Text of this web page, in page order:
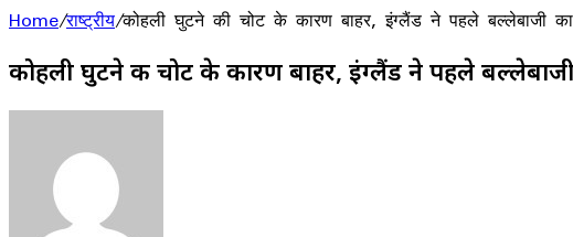
Home/राष्ट्रीय/कोहली घुटने की चोट के कारण बाहर, इंग्लैंड ने पहले बल्लेबाजी
कोहली घुटने की चोट के कारण बाहर, इंग्लैंड ने पहले